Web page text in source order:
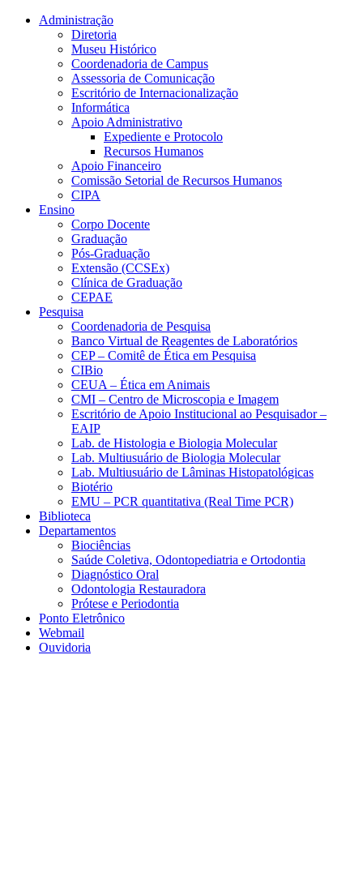
Conteúdo principal Menu principal
Administração
Diretoria
Museu Histórico
Coordenadoria de Campus
Assessoria de Comunicação
Escritório de Internacionalização
Informática
Apoio Administrativo
Expediente e Protocolo
Recursos Humanos
Apoio Financeiro
Comissão Setorial de Recursos Humanos
CIPA
Ensino
Corpo Docente
Graduação
Pós-Graduação
Extensão (CCSEx)
Clínica de Graduação
CEPAE
Pesquisa
Coordenadoria de Pesquisa
Banco Virtual de Reagentes de Laboratórios
CEP – Comitê de Ética em Pesquisa
CIBio
CEUA – Ética em Animais
CMI – Centro de Microscopia e Imagem
Escritório de Apoio Institucional ao Pesquisador –
EAIP
Lab. de Histologia e Biologia Molecular
Lab. Multiusuário de Biologia Molecular
Lab. Multiusuário de Lâminas Histopatológicas
Biotério
EMU – PCR quantitativa (Real Time PCR)
Biblioteca
Departamentos
Biociências
Saúde Coletiva, Odontopediatria e Ortodontia
Diagnóstico Oral
Odontologia Restauradora
Prótese e Periodontia
Ponto Eletrônico
Webmail
Ouvidoria